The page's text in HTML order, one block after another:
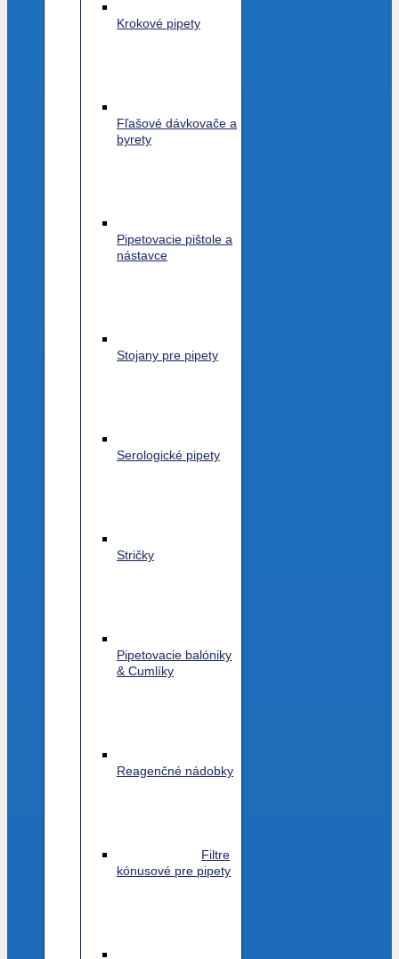
Krokové pipety
Fľašové dávkovače a
byrety
Pipetovacie pištole a
nástavce
Stojany pre pipety
Serologické pipety
Stričky
Pipetovacie balóniky
& Cumlíky
Reagenčné nádobky
Filtre
kónusové pre pipety